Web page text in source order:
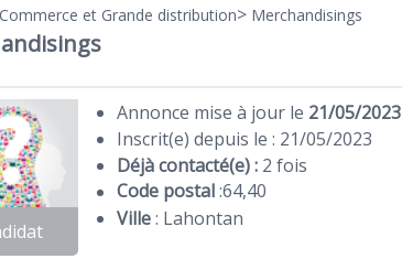
Commerce et Grande distribution> Merchandisings
Annonce mise à jour le 21/05/2023
Inscrit(e) depuis le : 21/05/2023
Déjà contacté(e) : 2 fois
Code postal:64,40
Ville: Lahontan